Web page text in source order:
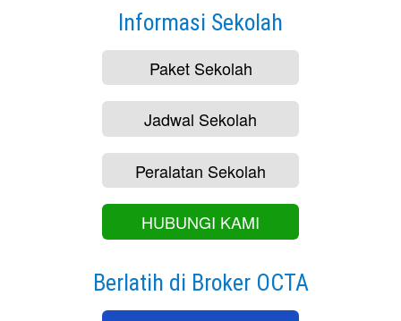
Informasi Sekolah
Paket Sekolah
Jadwal Sekolah
Peralatan Sekolah
HUBUNGI KAMI
Berlatih di Broker OCTA